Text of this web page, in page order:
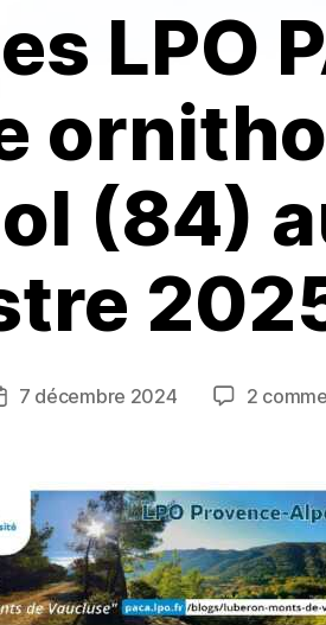
LPO
(84)
7 décembre 2024 2